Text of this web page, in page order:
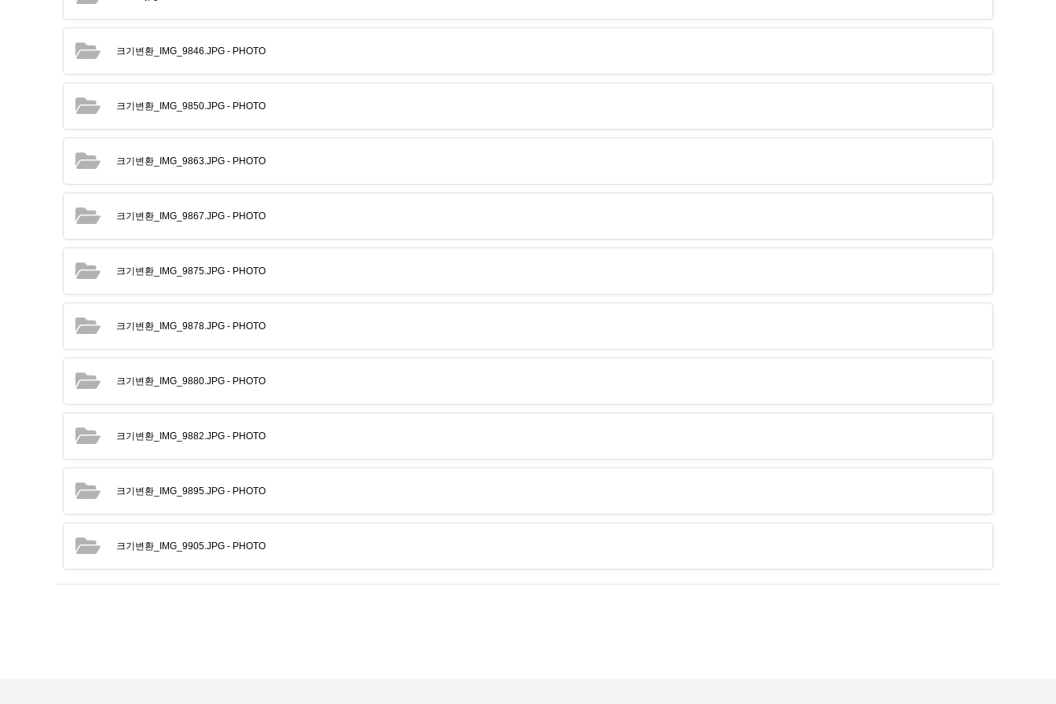
크기변환_IMG_9846.JPG - PHOTO
크기변환_IMG_9850.JPG - PHOTO
크기변환_IMG_9863.JPG - PHOTO
크기변환_IMG_9867.JPG - PHOTO
크기변환_IMG_9875.JPG - PHOTO
크기변환_IMG_9878.JPG - PHOTO
크기변환_IMG_9880.JPG - PHOTO
크기변환_IMG_9882.JPG - PHOTO
크기변환_IMG_9895.JPG - PHOTO
크기변환_IMG_9905.JPG - PHOTO